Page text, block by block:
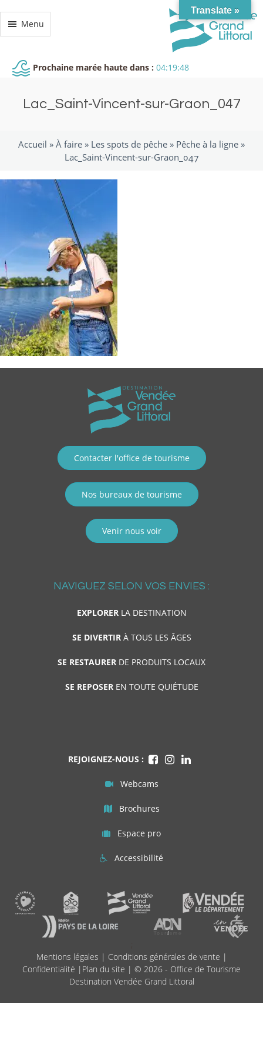
Menu
Prochaine marée haute dans : 04:19:47
Lac_Saint-Vincent-sur-Graon_047
Accueil » À faire » Les spots de pêche » Pêche à la ligne »
Lac_Saint-Vincent-sur-Graon_047
Contacter l'office de tourisme
Nos bureaux de tourisme
Venir nous voir
NAVIGUEZ SELON VOS ENVIES :
EXPLORERLA DESTINATION
SE DIVERTIRÀ TOUS LES ÂGES
SE RESTAURER DE PRODUITS LOCAUX
SE REPOSEREN TOUTE QUIÉTUDE
REJOIGNEZ-NOUS :
Webcams
Brochures
Espace pro
Accessibilité
Mentions légales | Conditions générales de vente |
Confidentialité | Plan du site | © 2026 - Office de Tourisme
Destination Vendée Grand Littoral
Translate »